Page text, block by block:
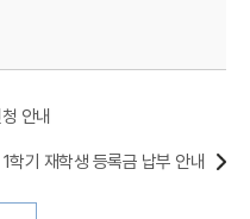
안내
학기 재학생 등록금 납부 안내